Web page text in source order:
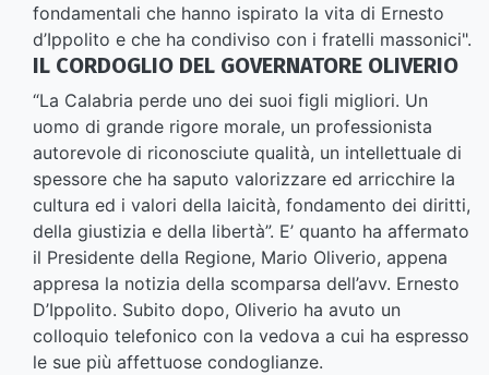
fondamentali che hanno ispirato la vita di Ernesto
d’Ippolito e che ha condiviso con i fratelli massonici".
IL CORDOGLIO DEL GOVERNATORE OLIVERIO
“La Calabria perde uno dei suoi figli migliori. Un
uomo di grande rigore morale, un professionista
autorevole di riconosciute qualità, un intellettuale di
spessore che ha saputo valorizzare ed arricchire la
cultura ed i valori della laicità, fondamento dei diritti,
della giustizia e della libertà”. E’ quanto ha affermato
il Presidente della Regione, Mario Oliverio, appena
appresa la notizia della scomparsa dell’avv. Ernesto
D’Ippolito. Subito dopo, Oliverio ha avuto un
colloquio telefonico con la vedova a cui ha espresso
le sue più affettuose condoglianze.